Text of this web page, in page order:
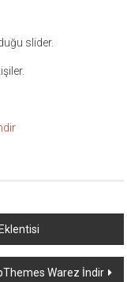
slider.
Warez İndir